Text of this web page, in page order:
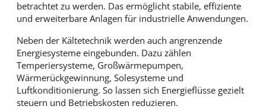
betrachtet zu werden. Das ermöglicht stabile, effiziente
und erweiterbare Anlagen für industrielle Anwendungen.
Neben der Kältetechnik werden auch angrenzende
Energiesysteme eingebunden. Dazu zählen
Temperiersysteme, Großwärmepumpen,
Wärmerückgewinnung, Solesysteme und
Luftkonditionierung. So lassen sich Energieflüsse gezielt
steuern und Betriebskosten reduzieren.